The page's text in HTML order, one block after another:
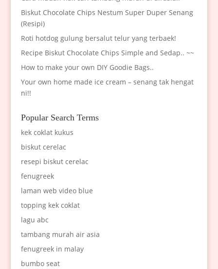
Biskut Chocolate Chips Nestum Super Duper Senang
(Resipi)
Roti hotdog gulung bersalut telur yang terbaek!
Recipe Biskut Chocolate Chips Simple and Sedap.. ~~
How to make your own DIY Goodie Bags..
Your own home made ice cream – senang tak hengat
ni!!
Popular Search Terms
kek coklat kukus
biskut cerelac
resepi biskut cerelac
fenugreek
laman web video blue
topping kek coklat
lagu abc
tambang murah air asia
fenugreek in malay
bumbo seat